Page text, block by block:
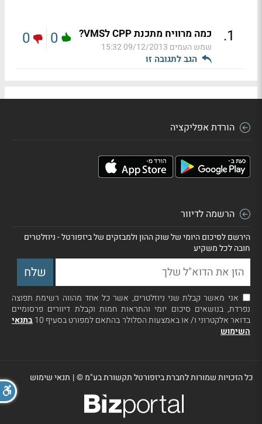
1
. כמה מרוויח מתכנת CPP לVMS?
שמש העמים 09/12/2013 15:32
הגב לתגובה זו
0
0
הורדת אפליקציה
הרשמה לדיוור
הירשם לסיכום היומי של שוק ההון ולמבזקים של ביזפורטל - ניוזלטרים
חובה לכל משקיע
אני מאשר קבלת שני ניוזלטרים, אשר כל אחד מהווה רשימת תפוצה
נפרדת, בנושאים סיכום יומי והתראות חמות וקבלת דיוורים פרסומיים
בדואר אלקטרוני ו/ או באמצעות הסלולר בהתאם למפורט בסעיף 10
בתנאי
השימוש
כל הזכויות שמורות לחברת ביזפורטל תקשורת בע"מ ©| תנאי שימוש